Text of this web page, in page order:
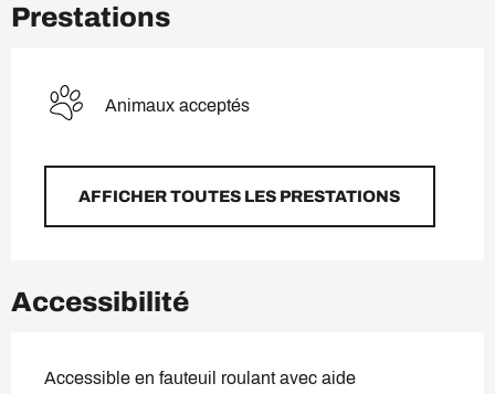
Prestations
Animaux acceptés
AFFICHER TOUTES LES PRESTATIONS
Accessibilité
Accessible en fauteuil roulant avec aide